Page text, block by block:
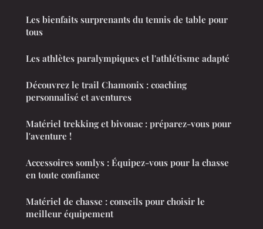
Les bienfaits surprenants du tennis de table pour
tous
Les athlètes paralympiques et l'athlétisme adapté
Découvrez le trail Chamonix : coaching
personnalisé et aventures
Matériel trekking et bivouac : préparez-vous pour
l'aventure !
Accessoires somlys : Équipez-vous pour la chasse
en toute confiance
Matériel de chasse : conseils pour choisir le
meilleur équipement